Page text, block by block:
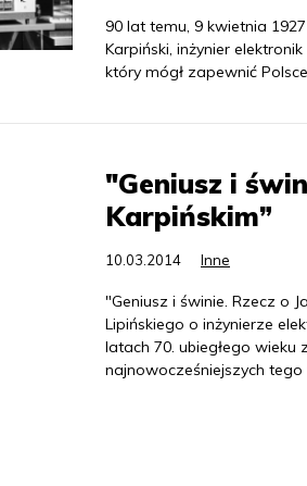
90 lat temu, 9 kwietnia
Karpiński, inżynier
który mógł zapewnić
"Geniusz i
Karpińskim”
10.03.2014 Inne
"Geniusz i świnie. Rzecz o
Lipińskiego o inżynierze
latach 70. ubiegłego
najnowocześniejszych